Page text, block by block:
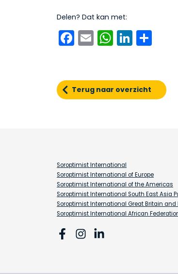
Delen? Dat kan met:
Facebook
Email
Terug naar overzicht
Soroptimist International
Soroptimist International of Europe
Soroptimist International of the Americas
Soroptimist International South East Asia
Soroptimist International Great Britain and
Soroptimist International African